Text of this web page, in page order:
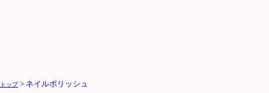
ップ> ネイルポリッシュ